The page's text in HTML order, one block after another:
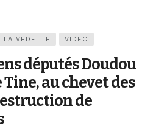
LA VEDETTE VIDEO
députés Doudou
au chevet des
de